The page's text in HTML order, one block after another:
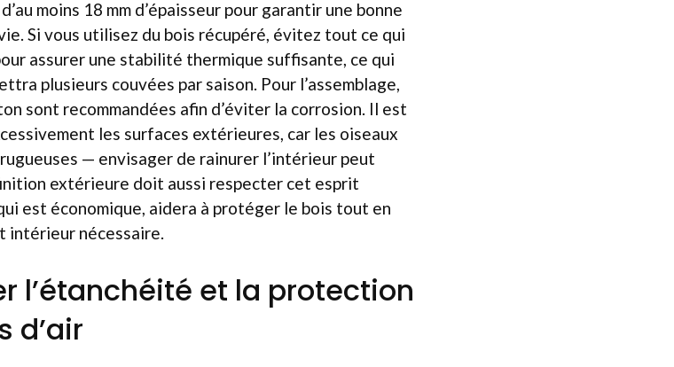
moins 18 mm d’épaisseur pour garantir une bonne
Si vous utilisez du bois récupéré, évitez tout ce qui
assurer une stabilité thermique suffisante, ce qui
plusieurs couvées par saison. Pour l’assemblage,
sont recommandées afin d’éviter la corrosion. Il est
les surfaces extérieures, car les oiseaux
— envisager de rainurer l’intérieur peut
extérieure doit aussi respecter cet esprit
est économique, aidera à protéger le bois tout en
intérieur nécessaire.
l’étanchéité et la protection
d’air